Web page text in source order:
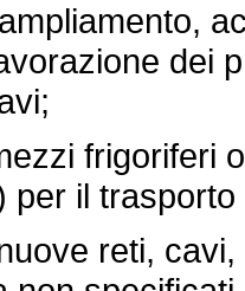
dei
frigoriferi
per il
reti, cavi,